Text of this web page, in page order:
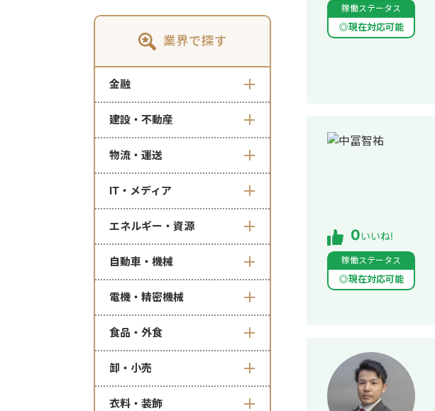
業界で探す
金融
建設・不動産
物流・運送
IT・メディア
エネルギー・資源
自動車・機械
電機・精密機械
食品・外食
卸・小売
衣料・装飾
稼働ステータス
◎現在対応可能
0いいね!
稼働ステータス
◎現在対応可能